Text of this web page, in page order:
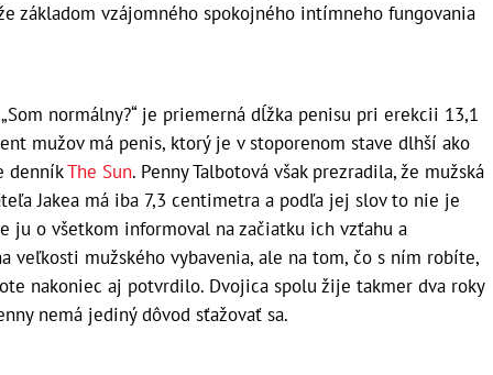
základom vzájomného spokojného intímneho fungovania
normálny?“ je priemerná dĺžka penisu pri erekcii 13,1
mužov má penis, ktorý je v stoporenom stave dlhší ako
denníkThe Sun. Penny Talbotová však prezradila, že mužská
Jakea má iba 7,3 centimetra a podľa jej slov to nie je
ju o všetkom informoval na začiatku ich vzťahu a
veľkosti mužského vybavenia, ale na tom, čo s ním robíte,
nakoniec aj potvrdilo. Dvojica spolu žije takmer dva roky
nemá jediný dôvod sťažovať sa.